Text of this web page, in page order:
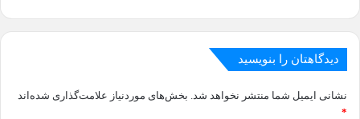
دیدگاهتان را بنویسید
نشانی ایمیل شما منتشر نخواهد شد. بخش‌های موردنیاز علامت‌گذاری شده‌اند
*